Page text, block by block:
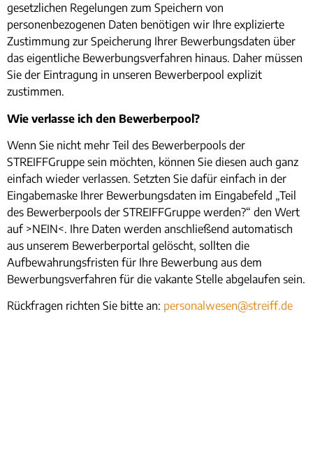
gesetzlichen Regelungen zum Speichern von
personenbezogenen Daten benötigen wir Ihre explizierte
Zustimmung zur Speicherung Ihrer Bewerbungsdaten über
das eigentliche Bewerbungsverfahren hinaus. Daher müssen
Sie der Eintragung in unseren Bewerberpool explizit
zustimmen.
Wie verlasse ich den Bewerberpool?
Wenn Sie nicht mehr Teil des Bewerberpools der
STREIFFGruppe sein möchten, können Sie diesen auch ganz
einfach wieder verlassen. Setzten Sie dafür einfach in der
Eingabemaske Ihrer Bewerbungsdaten im Eingabefeld „Teil
des Bewerberpools der STREIFFGruppe werden?“ den Wert
auf >NEIN<. Ihre Daten werden anschließend automatisch
aus unserem Bewerberportal gelöscht, sollten die
Aufbewahrungsfristen für Ihre Bewerbung aus dem
Bewerbungsverfahren für die vakante Stelle abgelaufen sein.
Rückfragen richten Sie bitte an: personalwesen@streiff.de